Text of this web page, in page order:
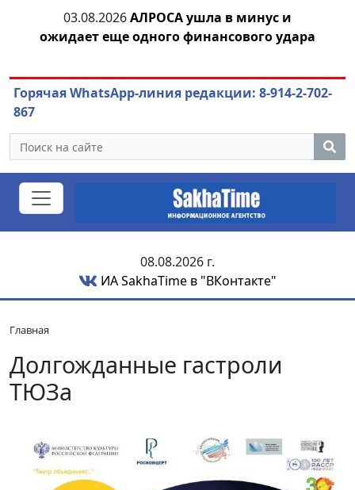
03.08.2026АЛРОСА ушла в минус и
ожидает еще одного финансового удара
Горячая WhatsApp-линия редакции: 8-914-2-702-
867
08.08.2026 г.
ИА SakhaTime в "ВКонтакте"
Главная
Долгожданные гастроли
ТЮЗа